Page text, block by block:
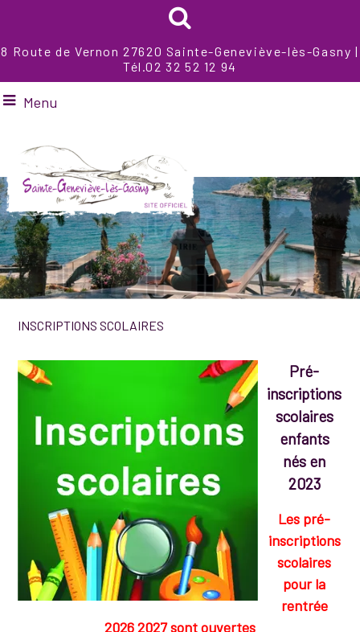
8 Route de Vernon 27620 Sainte-Geneviève-lès-Gasny |
Tél.02 32 52 12 94
Menu
INSCRIPTIONS SCOLAIRES
Pré-
inscriptions
scolaires
enfants
nés en
2023
Les pré-
inscriptions
scolaires
pour la
rentrée
2026 2027 sont ouvertes